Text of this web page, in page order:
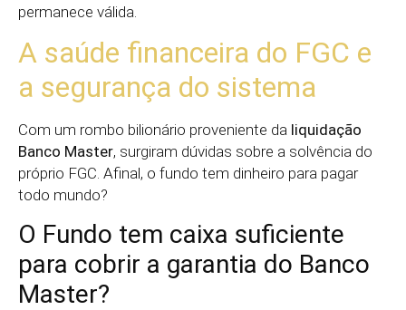
permanece válida.
A saúde financeira do FGC e
a segurança do sistema
Com um rombo bilionário proveniente da liquidação
Banco Master, surgiram dúvidas sobre a solvência do
próprio FGC. Afinal, o fundo tem dinheiro para pagar
todo mundo?
O Fundo tem caixa suficiente
para cobrir a garantia do Banco
Master?